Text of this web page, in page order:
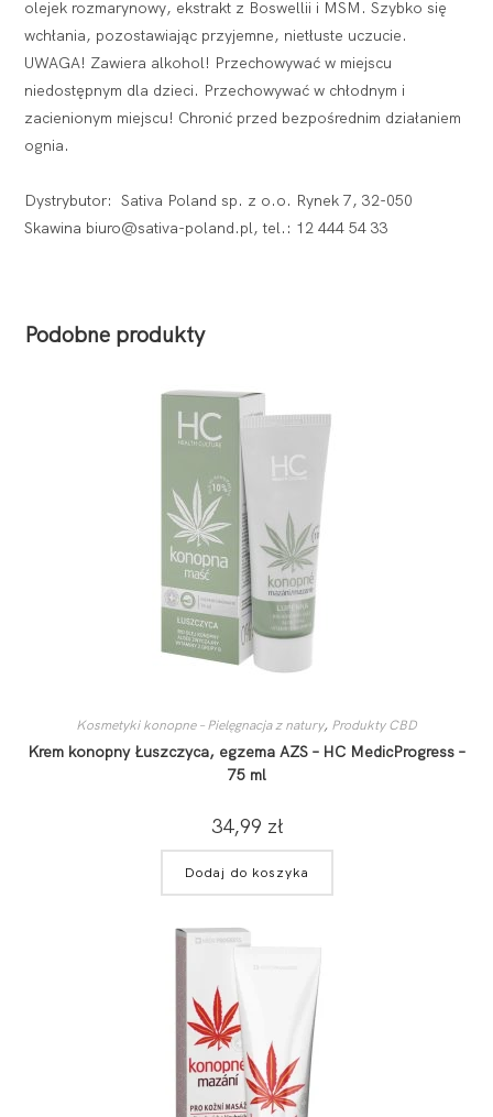
olejek rozmarynowy, ekstrakt z Boswellii i MSM. Szybko się
wchłania, pozostawiając przyjemne, nietłuste uczucie.
UWAGA! Zawiera alkohol! Przechowywać w miejscu
niedostępnym dla dzieci. Przechowywać w chłodnym i
zacienionym miejscu! Chronić przed bezpośrednim działaniem
ognia.
Dystrybutor: Sativa Poland sp. z o.o. Rynek 7, 32-050
Skawina biuro@sativa-poland.pl, tel.: 12 444 54 33
Podobne produkty
Kosmetyki konopne – Pielęgnacja z natury, Produkty CBD
Krem konopny Łuszczyca, egzema AZS – HC MedicProgress –
75 ml
34,99 zł
Dodaj do koszyka